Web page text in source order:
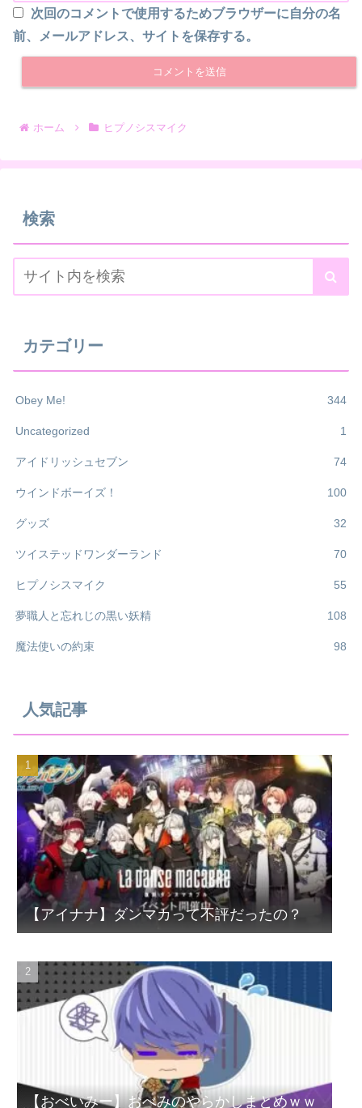
次回のコメントで使用するためブラウザーに自分の名
前、メールアドレス、サイトを保存する。
ホーム ヒプノシスマイク
検索
カテゴリー
Obey Me! 344
Uncategorized 1
アイドリッシュセブン 74
ウインドボーイズ！ 100
グッズ 32
ツイステッドワンダーランド 70
ヒプノシスマイク 55
夢職人と忘れじの黒い妖精 108
魔法使いの約束 98
人気記事
【アイナナ】ダンマカって不評だったの？
【おべいみー】おべみのやらかしまとめｗｗ